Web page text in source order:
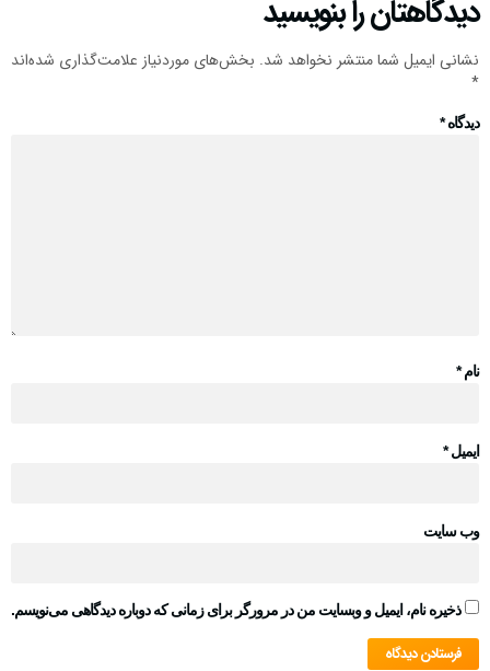
دیدگاهتان را بنویسید
نشانی ایمیل شما منتشر نخواهد شد. بخش‌های موردنیاز علامت‌گذاری شده‌اند
*
دیدگاه*
نام*
ایمیل*
وب‌ سایت
ذخیره نام، ایمیل و وبسایت من در مرورگر برای زمانی که دوباره دیدگاهی می‌نویسم.